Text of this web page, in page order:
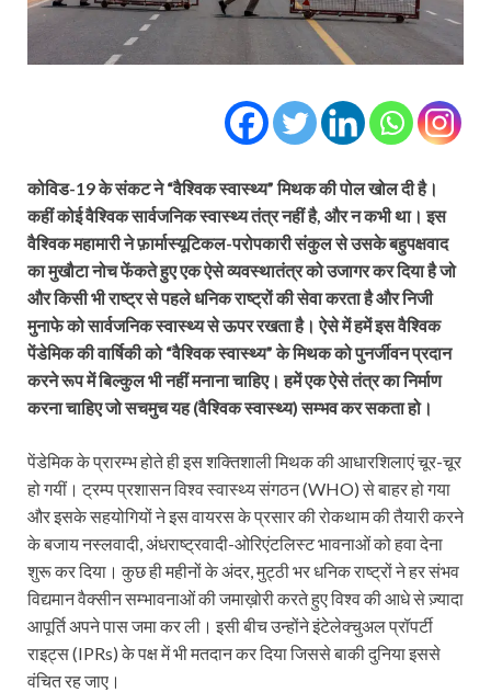
कोविड-19 के संकट ने “वैश्विक स्वास्थ्य” मिथक की पोल खोल दी है।
कहीं कोई वैश्विक सार्वजनिक स्वास्थ्य तंत्र नहीं है, और न कभी था। इस
वैश्विक महामारी ने फ़ार्मास्यूटिकल-परोपकारी संकुल से उसके बहुपक्षवाद
का मुखौटा नोच फेंकते हुए एक ऐसे व्यवस्थातंत्र को उजागर कर दिया है जो
और किसी भी राष्ट्र से पहले धनिक राष्ट्रों की सेवा करता है और निजी
मुनाफे को सार्वजनिक स्वास्थ्य से ऊपर रखता है। ऐसे में हमें इस वैश्विक
पेंडेमिक की वार्षिकी को “वैश्विक स्वास्थ्य” के मिथक को पुनर्जीवन प्रदान
करने रूप में बिल्कुल भी नहीं मनाना चाहिए। हमें एक ऐसे तंत्र का निर्माण
करना चाहिए जो सचमुच यह (वैश्विक स्वास्थ्य) सम्भव कर सकता हो।
पेंडेमिक के प्रारम्भ होते ही इस शक्तिशाली मिथक की आधारशिलाएं चूर-चूर
हो गयीं। ट्रम्प प्रशासन विश्व स्वास्थ्य संगठन (WHO) से बाहर हो गया
और इसके सहयोगियों ने इस वायरस के प्रसार की रोकथाम की तैयारी करने
के बजाय नस्लवादी, अंधराष्ट्रवादी-ओरिएंटलिस्ट भावनाओं को हवा देना
शुरू कर दिया। कुछ ही महीनों के अंदर, मुट्ठी भर धनिक राष्ट्रों ने हर संभव
विद्यमान वैक्सीन सम्भावनाओं की जमाख़ोरी करते हुए विश्व की आधे से ज़्यादा
आपूर्ति अपने पास जमा कर ली। इसी बीच उन्होंने इंटेलेक्चुअल प्रॉपर्टी
राइट्स (IPRs) के पक्ष में भी मतदान कर दिया जिससे बाकी दुनिया इससे
वंचित रह जाए।